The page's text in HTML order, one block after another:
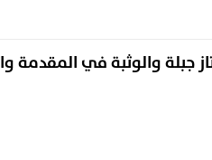
جبلة والوثبة في المقدمة